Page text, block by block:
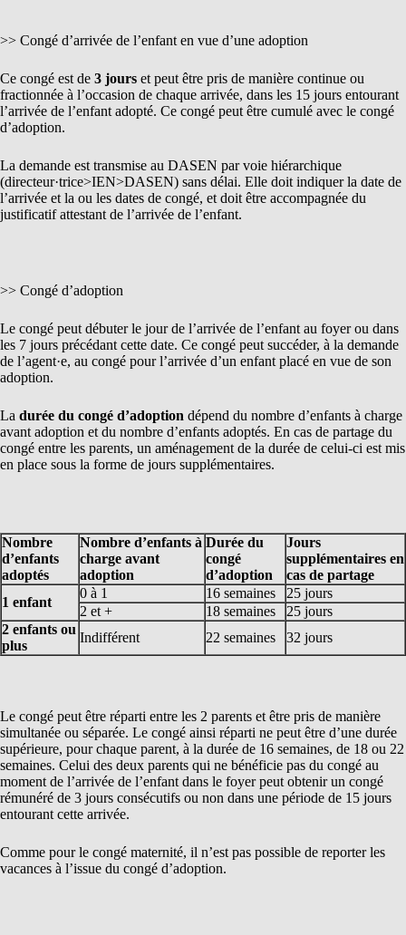
>> Congé d’arrivée de l’enfant en vue d’une adoption
Ce congé est de 3 jours et peut être pris de manière continue ou
fractionnée à l’occasion de chaque arrivée, dans les 15 jours entourant
l’arrivée de l’enfant adopté. Ce congé peut être cumulé avec le congé
d’adoption.
La demande est transmise au DASEN par voie hiérarchique
(directeur·trice>IEN>DASEN) sans délai. Elle doit indiquer la date de
l’arrivée et la ou les dates de congé, et doit être accompagnée du
justificatif attestant de l’arrivée de l’enfant.
>> Congé d’adoption
Le congé peut débuter le jour de l’arrivée de l’enfant au foyer ou dans
les 7 jours précédant cette date. Ce congé peut succéder, à la demande
de l’agent·e, au congé pour l’arrivée d’un enfant placé en vue de son
adoption.
La durée du congé d’adoption dépend du nombre d’enfants à charge
avant adoption et du nombre d’enfants adoptés. En cas de partage du
congé entre les parents, un aménagement de la durée de celui-ci est mis
en place sous la forme de jours supplémentaires.
Nombre
d’enfants
adoptés
Nombre d’enfants à
charge avant
adoption
Durée du
congé
d’adoption
Jours
supplémentaires en
cas de partage
1 enfant
0 à 1 16 semaines
25 jours
2 et +
18 semaines
25 jours
2 enfants ou
plus
Indifférent 22 semaines 32 jours
Le congé peut être réparti entre les 2 parents et être pris de manière
simultanée ou séparée. Le congé ainsi réparti ne peut être d’une durée
supérieure, pour chaque parent, à la durée de 16 semaines, de 18 ou 22
semaines. Celui des deux parents qui ne bénéficie pas du congé au
moment de l’arrivée de l’enfant dans le foyer peut obtenir un congé
rémunéré de 3 jours consécutifs ou non dans une période de 15 jours
entourant cette arrivée.
Comme pour le congé maternité, il n’est pas possible de reporter les
vacances à l’issue du congé d’adoption.